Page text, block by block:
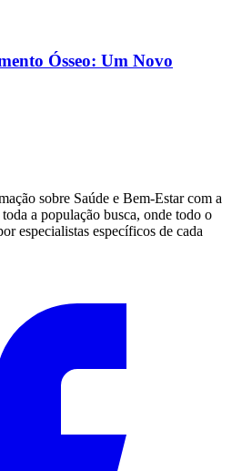
Ósseo: Um Novo
sobre Saúde e Bem-Estar com a
a população busca, onde todo o
especialistas específicos de cada